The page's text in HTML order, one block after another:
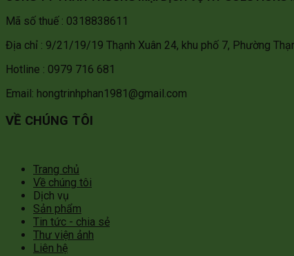
Mã số thuế : 0318838611
Địa chỉ : 9/21/19/19 Thạnh Xuân 24, khu phố 7, Phường
Hotline : 0979 716 681
Email: hongtrinhphan1981@gmail.com
VỀ CHÚNG TÔI
Trang chủ
Về chúng tôi
Dịch vụ
Sản phẩm
Tin tức - chia sẻ
Thư viện ảnh
Liên hệ